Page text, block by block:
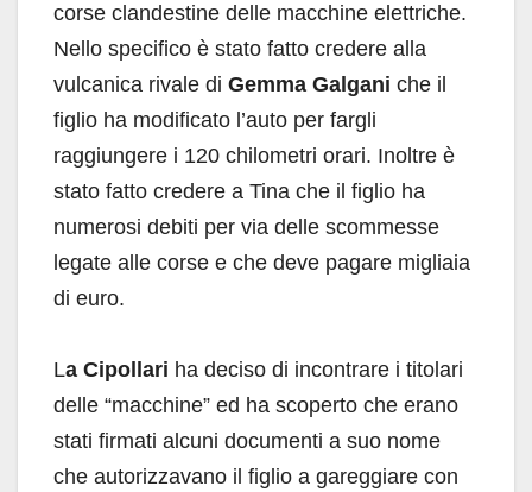
corse clandestine delle macchine elettriche.
Nello specifico è stato fatto credere alla
vulcanica rivale di Gemma Galgani che il
figlio ha modificato l’auto per fargli
raggiungere i 120 chilometri orari. Inoltre è
stato fatto credere a Tina che il figlio ha
numerosi debiti per via delle scommesse
legate alle corse e che deve pagare migliaia
di euro.
La Cipollari ha deciso di incontrare i titolari
delle “macchine” ed ha scoperto che erano
stati firmati alcuni documenti a suo nome
che autorizzavano il figlio a gareggiare con